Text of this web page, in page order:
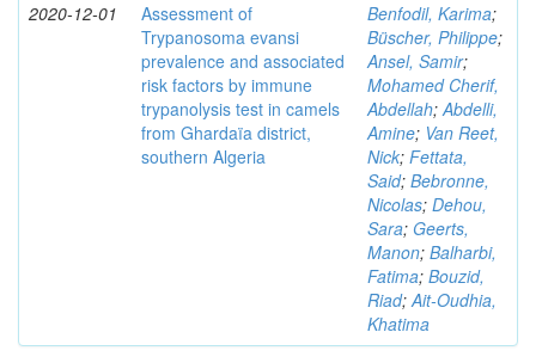
2020-12-01
Assessment of
Trypanosoma evansi
prevalence and associated
risk factors by immune
trypanolysis test in camels
from Ghardaïa district,
southern Algeria
Benfodil, Karima;
Büscher, Philippe;
Ansel, Samir;
Mohamed Cherif,
Abdellah;Abdelli,
Amine; Van Reet,
Nick; Fettata,
Said; Bebronne,
Nicolas; Dehou,
Sara; Geerts,
Manon; Balharbi,
Fatima; Bouzid,
Riad;Ait-Oudhia,
Khatima